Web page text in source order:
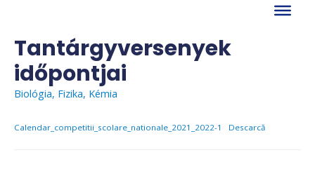
contentTantárgyversenyek
időpontjai
Biológia, Fizika, Kémia
Calendar_competitii_scolare_nationale_2021_2022-1 Descarcă